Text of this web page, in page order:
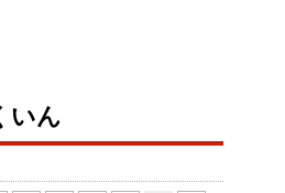
いん